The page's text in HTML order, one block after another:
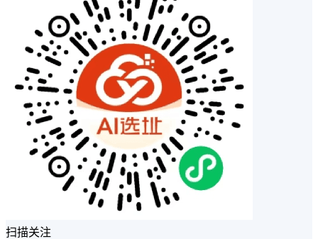
扫描关注